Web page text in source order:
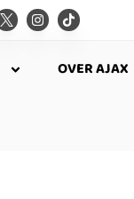
OVER AJAX